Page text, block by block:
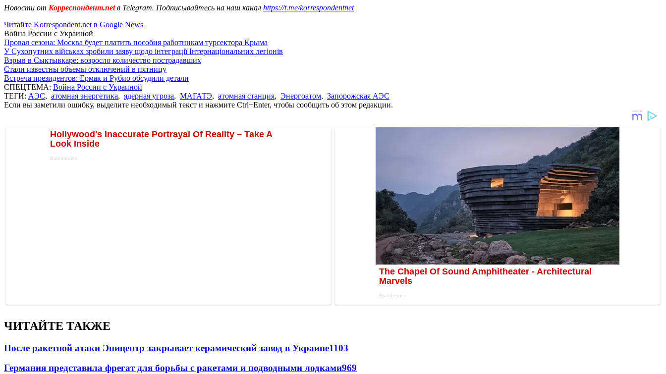
Новости от Корреспондент.netв Telegram. Подписывайтесь на наш канал https://t.me/korrespondentnet
Читайте Korrespondent.net в Google News
Война России с Украиной
Провал сезона: Москва будет платить пособия работникам турсектора Крыма
У Сухопутних військах зробили заяву щодо інтеграції Інтернаціональних легіонів
Взрыв в Сыктывкаре: возросло количество пострадавших
Стали известны объемы отключений в пятницу
Встреча президентов: Ермак и Рубио обсудили детали
СПЕЦТЕМА: Война России с Украиной
ТЕГИ: АЭС, атомная энергетика, ядерная угроза, МАГАТЭ, атомная станция, Энергоатом, Запорожская АЭС
Если вы заметили ошибку, выделите необходимый текст и нажмите Ctrl+Enter, чтобы сообщить об этом редакции.
ЧИТАЙТЕ ТАКЖЕ
После ракетной атаки Эпицентр закрывает керамический завод в Украине1103
Германия представила фрегат для борьбы с ракетами и подводными лодками969